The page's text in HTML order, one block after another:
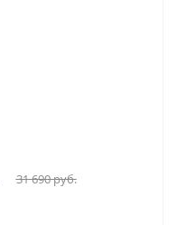
31 690руб.